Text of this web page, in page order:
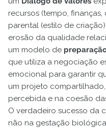
recursos (tempo,
parental (estilo de
erosão da qualidade
um modelo de
que utiliza a negociação
emocional para garantir
um projeto
percebida e na coesão
O verdadeiro sucesso da
não na gestação